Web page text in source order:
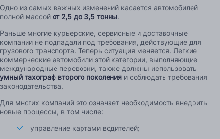
Одно из самых важных изменений касается автомобилей
полной массой от 2,5 до 3,5 тонны.
Раньше многие курьерские, сервисные и доставочные
компании не подпадали под требования, действующие для
грузового транспорта. Теперь ситуация меняется. Легкие
коммерческие автомобили этой категории, выполняющие
международные перевозки, также должны использовать
умный тахограф второго поколения и соблюдать требования
законодательства.
Для многих компаний это означает необходимость внедрить
новые процессы, в том числе:
управление картами водителей;